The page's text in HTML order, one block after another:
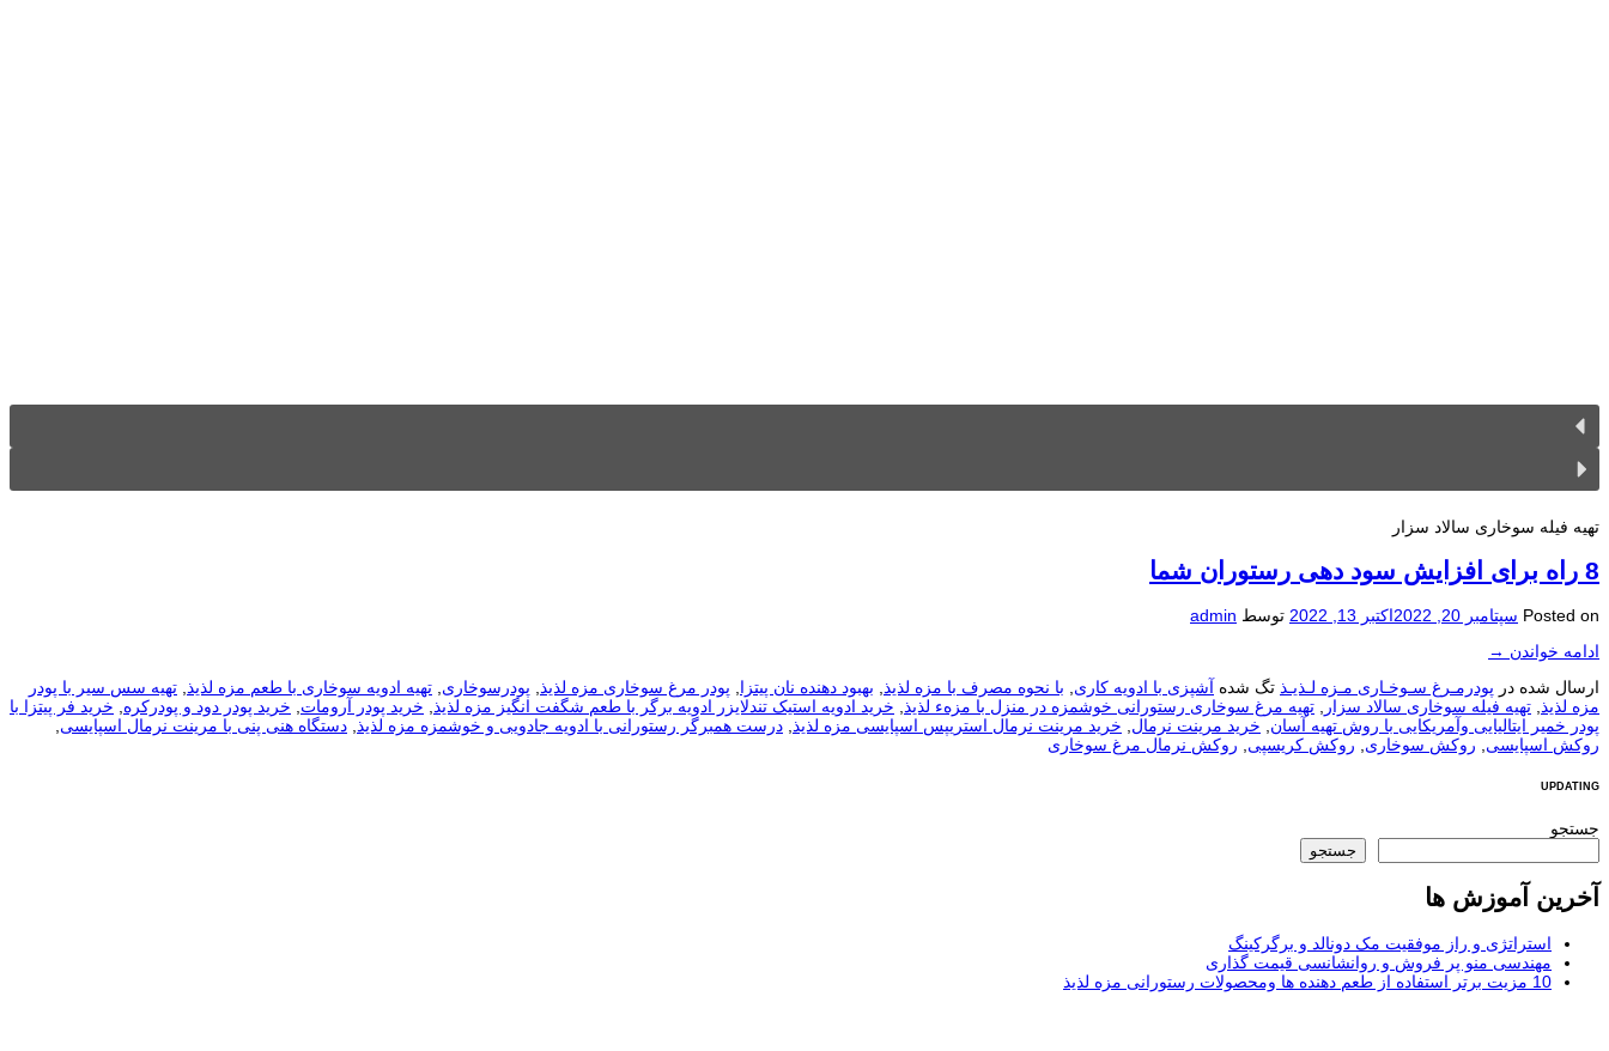
تهیه فیله سوخاری سالاد سزار
8 راه برای افزایش سود دهی رستوران شما
Posted on سپتامبر 20, 2022 اکتبر 13, 2022 توسط admin
ادامه خواندن →
ارسال شده در پودرمـرغ سـوخـاری مـزه لـذیـذ تگ شده آشپزی با ادویه کاری, با نحوه مصرف با مزه لذیذ, بهبود دهنده نان پیتزا, پودر مرغ سوخاری مزه لذیذ, پودرسوخاری, تهیه ادویه سوخاری با طعم مزه لذیذ, تهیه سس سیر با پودر
مزه لذیذ, تهیه فیله سوخاری سالاد سزار , تهیه مرغ سوخاری رستورانی خوشمزه در منزل با مزهء لذیذ, خرید ادویه استیک تندلایزر ادویه برگر با طعم شگفت انگیز مزه لذیذ, خرید پودر آرومات, خرید پودر دود و پودرکره, خرید فر پیتزا با
پودر خمیر ایتالیایی وآمریکایی با روش تهیه آسان, خرید مرینت نرمال, خرید مرینت نرمال استریپس اسپایسی مزه لذیذ, درست همبرگر رستورانی با ادویه جادویی و خوشمزه مزه لذیذ, دستگاه هنی پنی با مرینت نرمال اسپایسی,
روکش اسپایسی, روکش سوخاری, روکش کریسپی, روکش نرمال مرغ سوخاری
UPDATING
جستجو
جستجو
آخرین آموزش ها
استراتژی و راز موفقیت مک دونالد و برگرکینگ
مهندسی منو پر فروش و روانشانسی قیمت گذاری
10 مزیت برتر استفاده از طعم دهنده ها ومحصولات رستورانی مزه لذیذ